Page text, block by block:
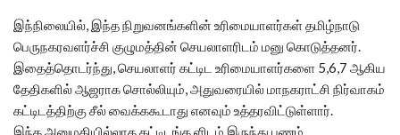
இந்நிலையில், இந்த நிறுவனங்களின் உரிமையாளர்கள் தமிழ்நாடு
பெருநகரவளர்ச்சி குழுமத்தின் செயலாளரிடம் மனு கொடுத்தனர்.
இதைத்தொடர்ந்து, செயலாளர் கட்டிட உரிமையாளர்களை 5,6,7 ஆகிய
தேதிகளில் ஆஜராக சொல்லியும், அதுவரையில் மாநகராட்சி நிர்வாகம்
கட்டிடத்திற்கு சீல் வைக்ககூடாது எனவும் உத்தரவிட்டுள்ளார்.
இந்த அனுமதியில்லாத கட்டிடங்க ளிடம் இருந்து பணம்